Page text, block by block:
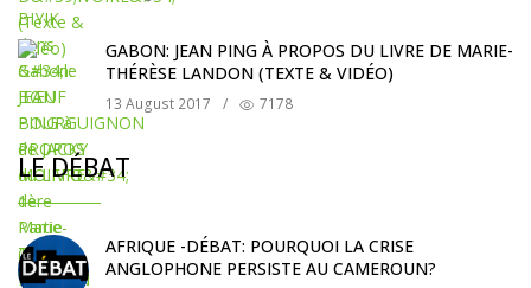
GABON: JEAN PING À PROPOS DU LIVRE DE MARIE-
THÉRÈSE LANDON (TEXTE & VIDÉO)
13 August 2017 / 7178
LE DÉBAT
AFRIQUE -DÉBAT: POURQUOI LA CRISE
ANGLOPHONE PERSISTE AU CAMEROUN?